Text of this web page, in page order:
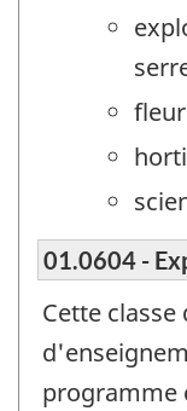
01.0604 -
Cette
programme